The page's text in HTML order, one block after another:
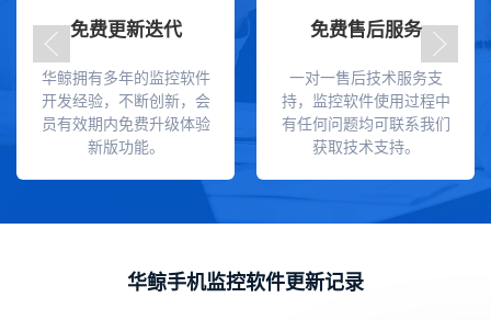
免费更新迭代
华鲸拥有多年的监控软件
开发经验，不断创新，会
员有效期内免费升级体验
新版功能。
免费售后服务
一对一售后技术服务支
持，监控软件使用过程中
有任何问题均可联系我们
获取技术支持。
华鲸手机监控软件更新记录